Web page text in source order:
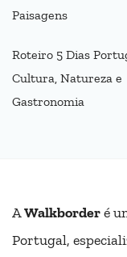
Paisagens
Roteiro 5 Dias
Cultura, Natureza e
Gastronomia
AWalkborderé
Portugal,